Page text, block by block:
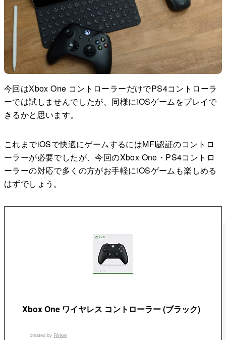
今回はXbox One コントローラーだけでPS4コントローラ
ーでは試しませんでしたが、同様にiOSゲームをプレイで
きるかと思います。
これまでiOSで快適にゲームするにはMFI認証のコントロ
ーラーが必要でしたが、今回のXbox One・PS4コントロ
ーラーの対応で多くの方がお手軽にiOSゲームも楽しめる
はずでしょう。
Xbox One ワイヤレス コントローラー (ブラック)
created by Rinker